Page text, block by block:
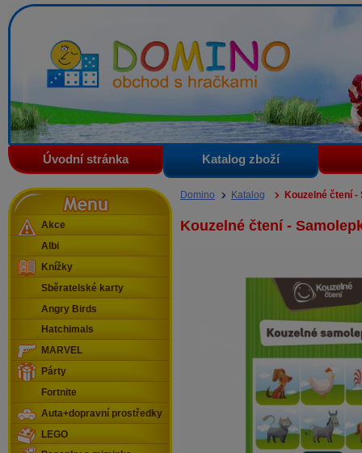
Domino - obchod s hračkami
Úvodní stránka Katalog zboží
Domino Katalog Kouzelné čtení
Kouzelné čtení -
Menu
Akce
Albi
Knížky
Sběratelské karty
Angry Birds
Hatchimals
MARVEL
Párty
Fortnite
Auta+dopravní prostředky
LEGO